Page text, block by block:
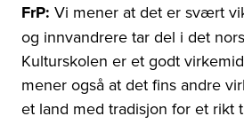
FrP: Vi mener at det er svært
og innvandrere tar del i det
Kulturskolen er et godt
mener også at det fins andre
et land med tradisjon for et rikt